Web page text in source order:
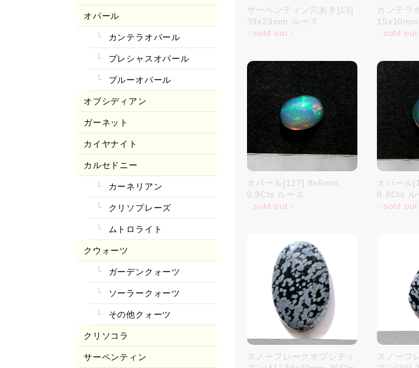
オパール
カンテラオパール
プレシャスオパール
ブルーオパール
オブシディアン
ガーネット
カイヤナイト
カルセドニー
カーネリアン
クリソプレーズ
ムトロライト
クウォーツ
ガーデンクォーツ
ソーラークォーツ
その他クォーツ
クリソコラ
サーペンティン
サーペンティン穴あき[13]
39x23mm ルース
- sold out -
カンテラ
- sold out
オパール[127] 8x6mm
0.9Cts ルース
- sold out -
オパール
0.8Cts ル
- sold out
スノーフレークオブシディ
スノーフ